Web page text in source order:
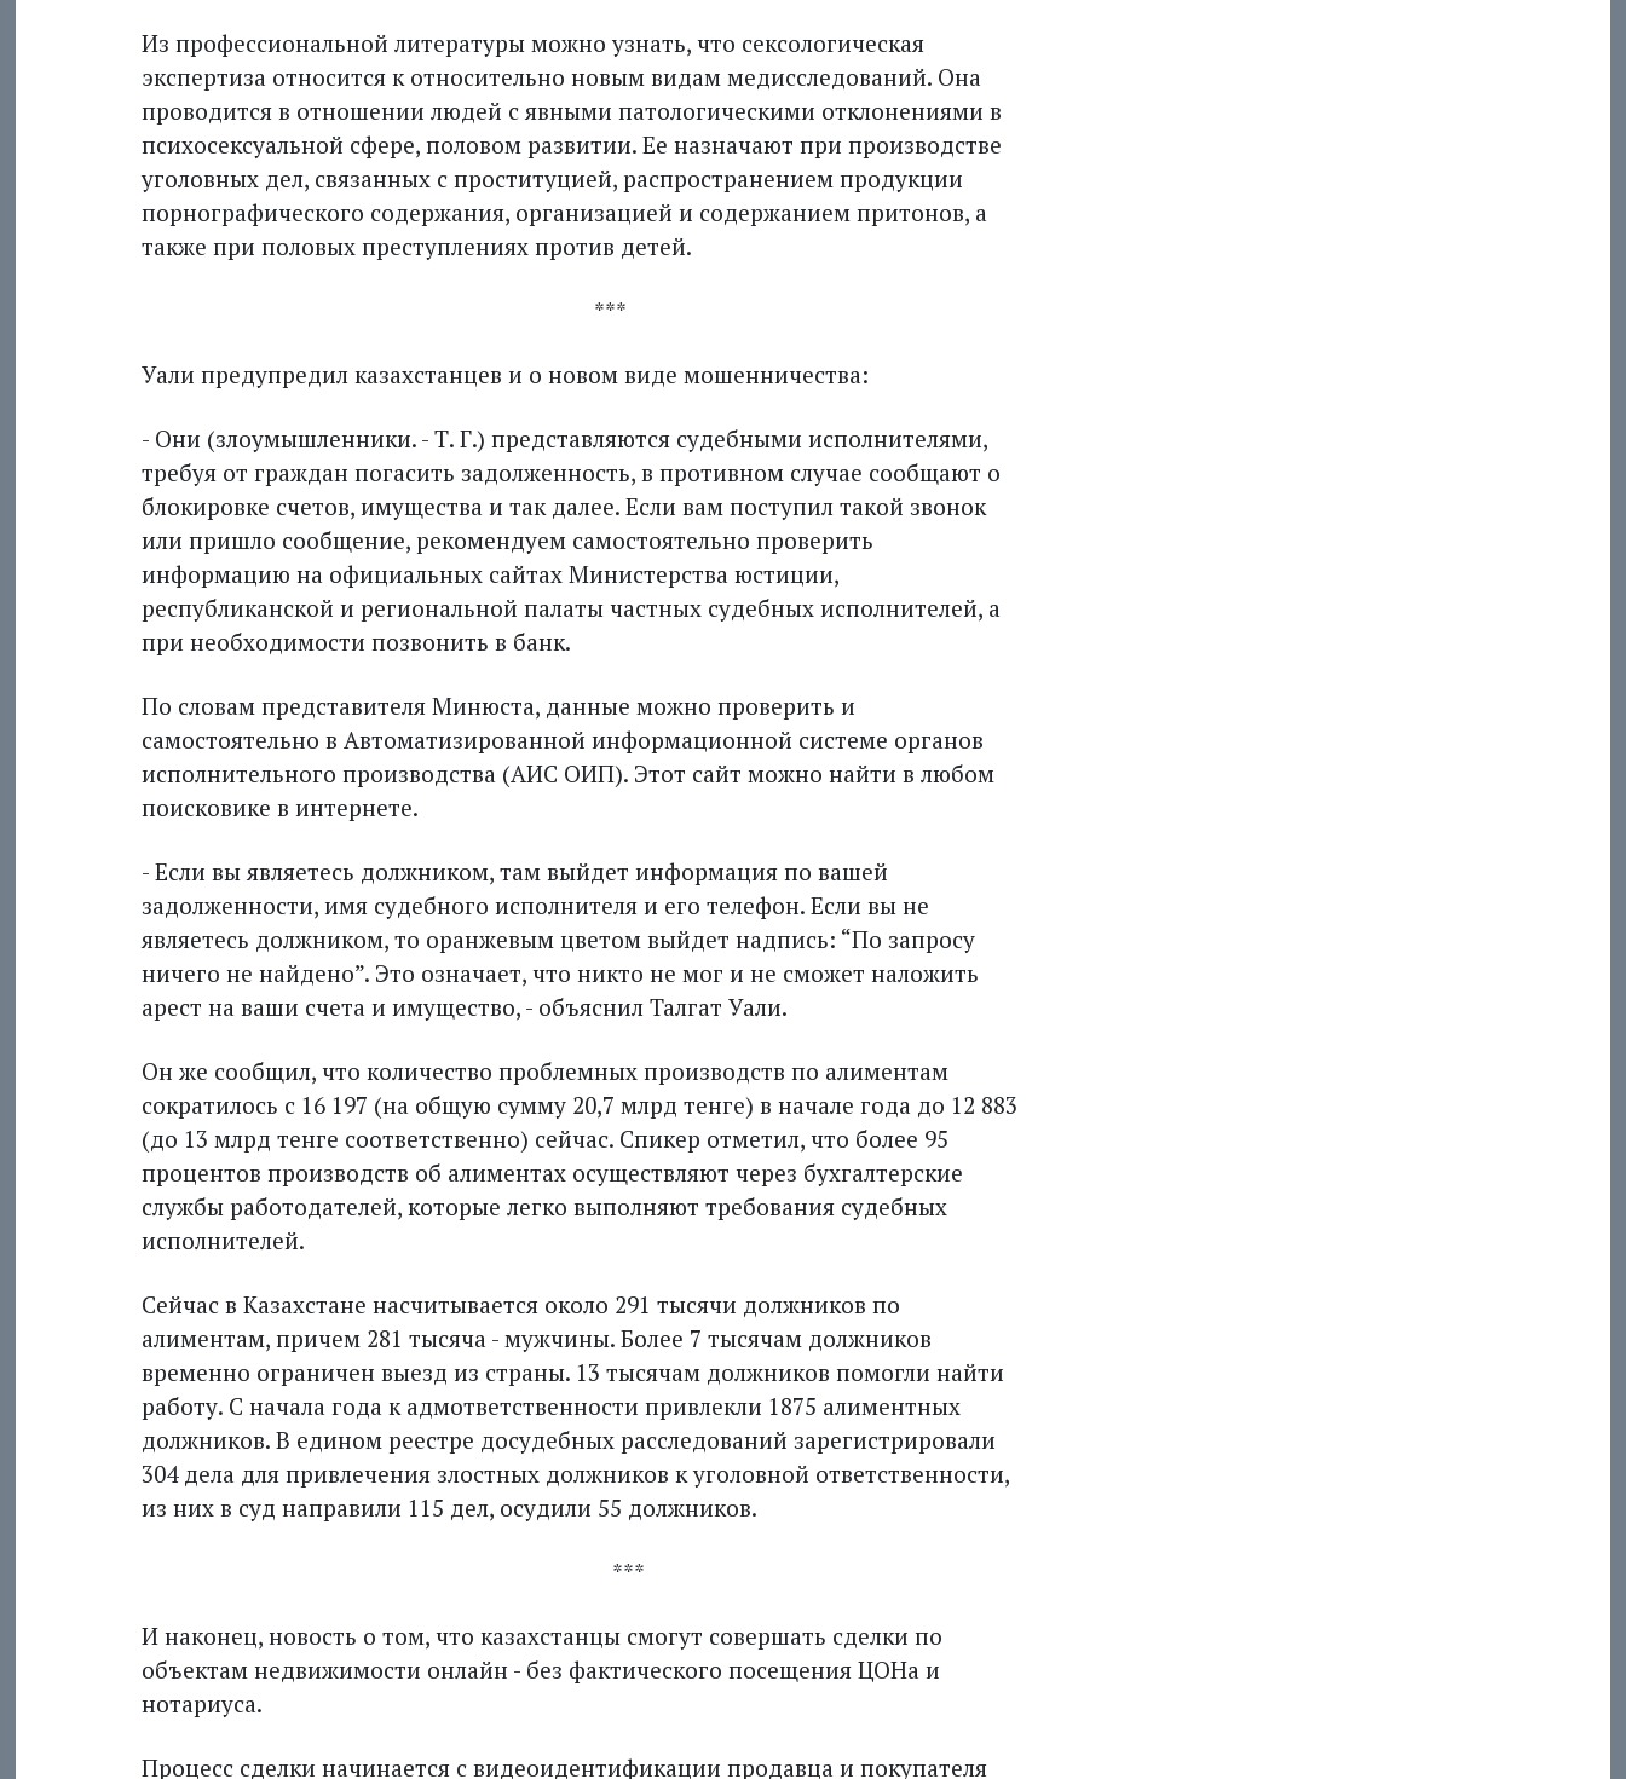
Из профессиональной литературы можно узнать, что сексологическая
экспертиза относится к относительно новым видам медисследований. Она
проводится в отношении людей с явными патологическими отклонениями в
психосексуальной сфере, половом развитии. Ее назначают при производстве
уголовных дел, связанных с прос­титуцией, распространением продукции
порнографического содержания, организацией и содержанием притонов, а
также при половых преступлениях против детей.
***
Уали предупредил казахстанцев и о новом виде мошенничества:
- Они (злоумышленники. - Т. Г.) представляются судебными исполнителями,
требуя от граждан погасить задолженность, в противном случае сообщают о
блокировке счетов, имущества и так далее. Если вам поступил такой звонок
или пришло сообщение, рекомендуем самостоятельно проверить
информацию на официальных сайтах Министерства юстиции,
республиканской и региональной палаты частных судебных исполнителей, а
при необходимости позвонить в банк.
По словам представителя Мин­юста, данные можно проверить и
самостоятельно в Автоматизированной информационной системе органов
исполнительного производства (АИС ОИП). Этот сайт можно найти в любом
поисковике в интернете.
- Если вы являетесь должником, там выйдет информация по вашей
задолженности, имя судебного исполнителя и его телефон. Если вы не
являетесь должником, то оранжевым цветом выйдет надпись: “По зап­росу
ничего не найдено”. Это означает, что никто не мог и не сможет наложить
арест на ваши счета и имущество, - объяснил Талгат Уали.
Он же сообщил, что количество проблемных производств по алиментам
сократилось с 16 197 (на общую сумму 20,7 млрд тенге) в начале года до 12 883
(до 13 млрд тенге соответственно) сейчас. Спикер отметил, что более 95
процентов производств об алиментах осуществляют через бухгалтерские
службы работодателей, которые легко выполняют требования судебных
исполнителей.
Сейчас в Казахстане насчитывается около 291 тысячи долж­ников по
алиментам, причем 281 тысяча - мужчины. Более 7 тысячам должников
временно ограничен выезд из страны. 13 тысячам должников помогли найти
работу. С начала года к адмответственности привлекли 1875 алиментных
должников. В едином реестре досудебных расследований зарегистрировали
304 дела для привлечения злостных должников к уголовной ответственности,
из них в суд направили 115 дел, осудили 55 должников.
***
И наконец, новость о том, что казахстанцы смогут совершать сделки по
объектам недвижимости онлайн - без фактического посещения ЦОНа и
нотариуса.
Процесс сделки начинается с видеоидентификации продавца и покупателя